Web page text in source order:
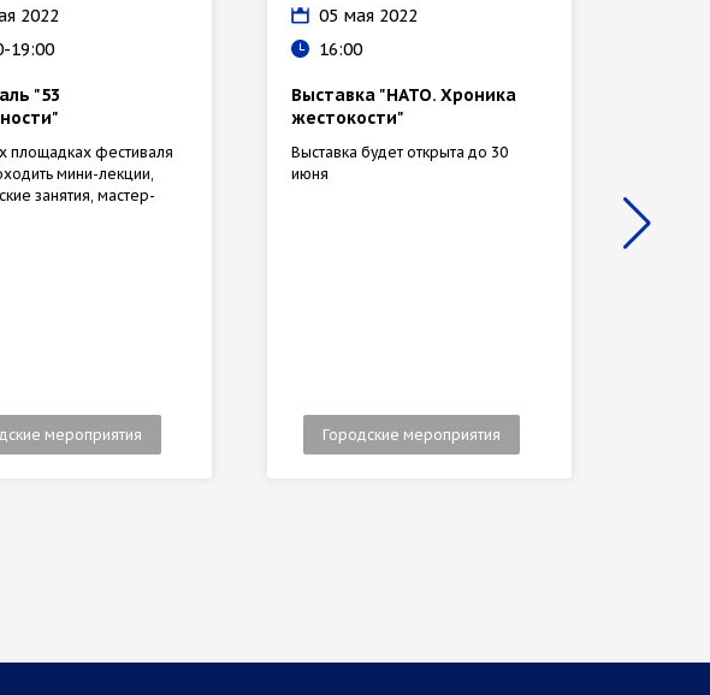
2022
19:00
"53
площадках фестиваля
мини-лекции,
занятия, мастер-
мероприятия
05 мая 2022
16:00
Выставка "НАТО. Хроника
жестокости"
Выставка будет открыта до 30
июня
Городские мероприятия